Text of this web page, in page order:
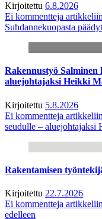
Kirjoitettu 6.8.2026
Ei kommentteja
Suhdannekuopasta
Rakennustyö Salminen
aluejohtajaksi Heikki
Kirjoitettu 5.8.2026
Ei kommentteja
seudulle – aluejohtajaksi
Rakentamisen
Kirjoitettu 22.7.2026
Ei kommentteja
edelleen